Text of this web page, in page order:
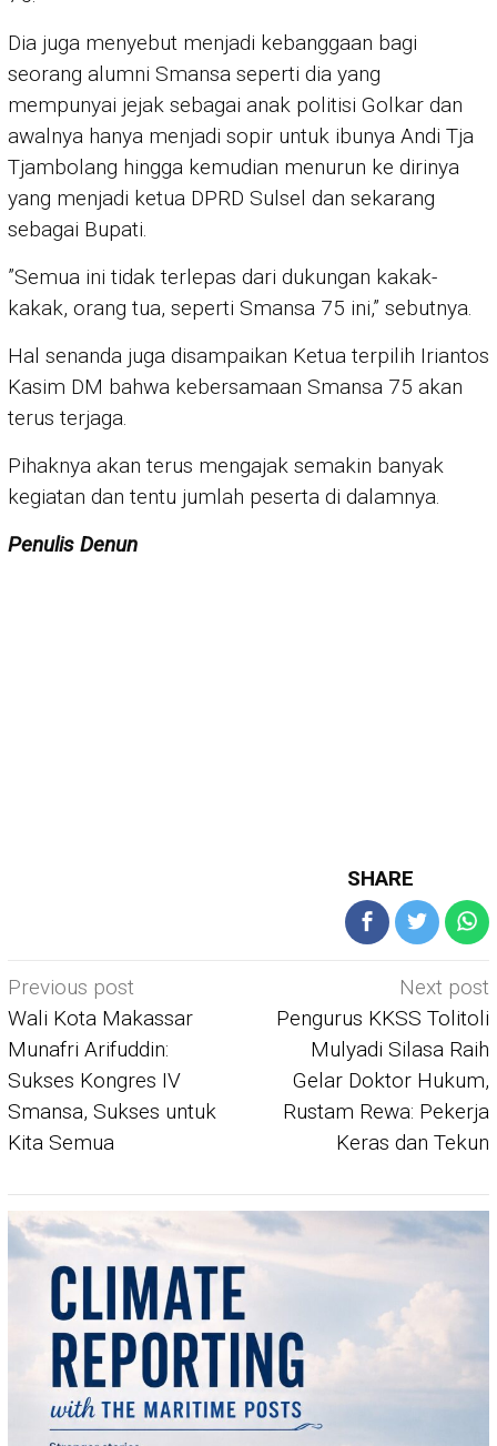
Dia juga menyebut menjadi kebanggaan bagi
seorang alumni Smansa seperti dia yang
mempunyai jejak sebagai anak politisi Golkar dan
awalnya hanya menjadi sopir untuk ibunya Andi Tja
Tjambolang hingga kemudian menurun ke dirinya
yang menjadi ketua DPRD Sulsel dan sekarang
sebagai Bupati.
”Semua ini tidak terlepas dari dukungan kakak-
kakak, orang tua, seperti Smansa 75 ini,” sebutnya.
Hal senanda juga disampaikan Ketua terpilih Iriantos
Kasim DM bahwa kebersamaan Smansa 75 akan
terus terjaga.
Pihaknya akan terus mengajak semakin banyak
kegiatan dan tentu jumlah peserta di dalamnya.
Penulis Denun
SHARE
Post
navigation
Previous post
Wali Kota Makassar
Munafri Arifuddin:
Sukses Kongres IV
Smansa, Sukses untuk
Kita Semua
Next post
Pengurus KKSS Tolitoli
Mulyadi Silasa Raih
Gelar Doktor Hukum,
Rustam Rewa: Pekerja
Keras dan Tekun